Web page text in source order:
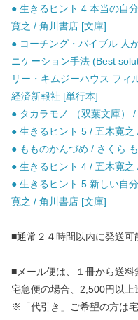
● 生きるヒント 4 本当の自
寛之 / 角川書店 [文庫]
● コーチング・バイブル 人
ニケーション手法 (Best
リー・キムジーハウス フィ
経済新報社 [単行本]
● タカラモノ （双葉文庫）
● 生きるヒント 5 / 五木寛
● もものかんづめ / さくら
● 生きるヒント 4 / 五木寛
● 生きるヒント 5 新しい自
寛之 / 角川書店 [文庫]
■通常２４時間以内に発送可
■メール便は、１冊から送料
宅急便の場合、2,500円以上
※「代引き」ご希望の方は